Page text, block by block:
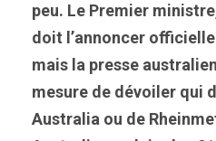
peu. Le Premier
doit l’annoncer
mais la presse
mesure de dévoiler qui
Australia ou de